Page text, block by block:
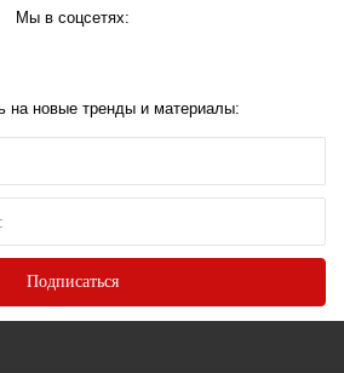
Мы в соцсетях:
на новые тренды и материалы: